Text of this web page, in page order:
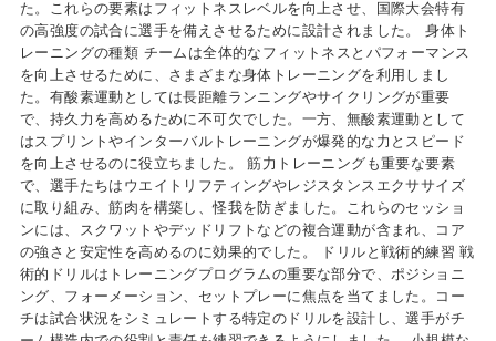
た。これらの要素はフィットネスレベルを向上させ、国際大会特有
の高強度の試合に選手を備えさせるために設計されました。 身体ト
レーニングの種類 チームは全体的なフィットネスとパフォーマンス
を向上させるために、さまざまな身体トレーニングを利用しまし
た。有酸素運動としては長距離ランニングやサイクリングが重要
で、持久力を高めるために不可欠でした。一方、無酸素運動として
はスプリントやインターバルトレーニングが爆発的な力とスピード
を向上させるのに役立ちました。 筋力トレーニングも重要な要素
で、選手たちはウエイトリフティングやレジスタンスエクササイズ
に取り組み、筋肉を構築し、怪我を防ぎました。これらのセッショ
ンには、スクワットやデッドリフトなどの複合運動が含まれ、コア
の強さと安定性を高めるのに効果的でした。 ドリルと戦術的練習 戦
術的ドリルはトレーニングプログラムの重要な部分で、ポジショニ
ング、フォーメーション、セットプレーに焦点を当てました。コー
チは試合状況をシミュレートする特定のドリルを設計し、選手がチ